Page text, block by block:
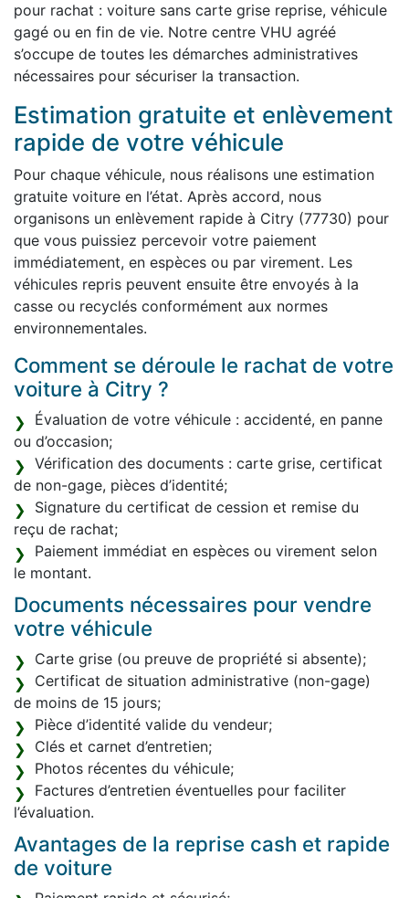
pour rachat : voiture sans carte grise reprise, véhicule
gagé ou en fin de vie. Notre centre VHU agréé
s’occupe de toutes les démarches administratives
nécessaires pour sécuriser la transaction.
Estimation gratuite et enlèvement
rapide de votre véhicule
Pour chaque véhicule, nous réalisons une estimation
gratuite voiture en l’état. Après accord, nous
organisons un enlèvement rapide à Citry (77730) pour
que vous puissiez percevoir votre paiement
immédiatement, en espèces ou par virement. Les
véhicules repris peuvent ensuite être envoyés à la
casse ou recyclés conformément aux normes
environnementales.
Comment se déroule le rachat de votre
voiture à Citry ?
Évaluation de votre véhicule : accidenté, en panne
ou d’occasion;
Vérification des documents : carte grise, certificat
de non-gage, pièces d’identité;
Signature du certificat de cession et remise du
reçu de rachat;
Paiement immédiat en espèces ou virement selon
le montant.
Documents nécessaires pour vendre
votre véhicule
Carte grise (ou preuve de propriété si absente);
Certificat de situation administrative (non-gage)
de moins de 15 jours;
Pièce d’identité valide du vendeur;
Clés et carnet d’entretien;
Photos récentes du véhicule;
Factures d’entretien éventuelles pour faciliter
l’évaluation.
Avantages de la reprise cash et rapide
de voiture